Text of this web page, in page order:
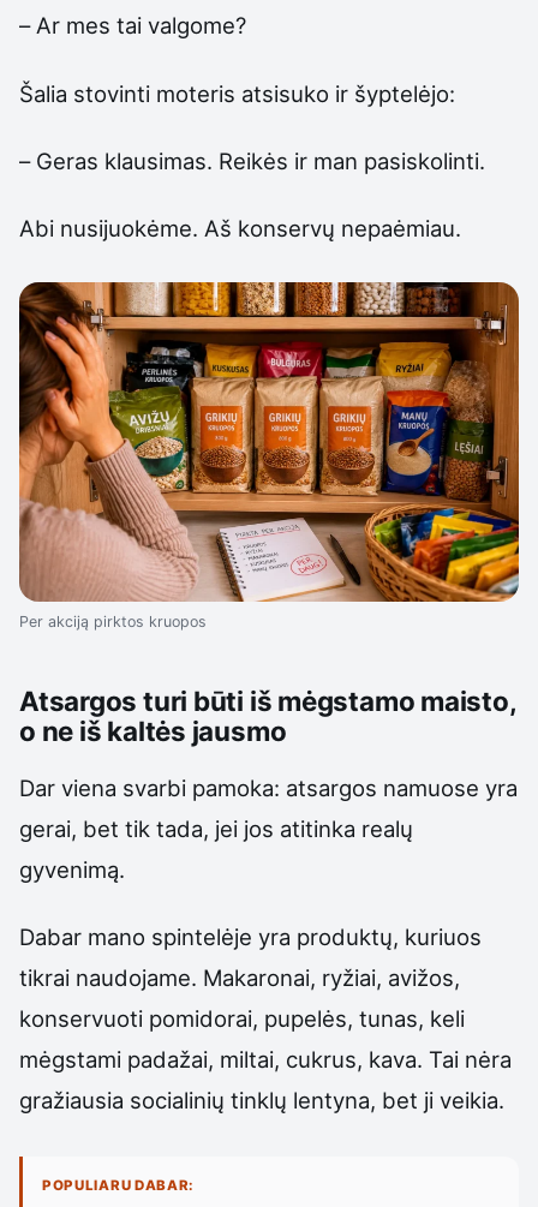
– Ar mes tai valgome?
Šalia stovinti moteris atsisuko ir šyptelėjo:
– Geras klausimas. Reikės ir man pasiskolinti.
Abi nusijuokėme. Aš konservų nepaėmiau.
Per akciją pirktos kruopos
Atsargos turi būti iš mėgstamo maisto,
o ne iš kaltės jausmo
Dar viena svarbi pamoka: atsargos namuose yra
gerai, bet tik tada, jei jos atitinka realų
gyvenimą.
Dabar mano spintelėje yra produktų, kuriuos
tikrai naudojame. Makaronai, ryžiai, avižos,
konservuoti pomidorai, pupelės, tunas, keli
mėgstami padažai, miltai, cukrus, kava. Tai nėra
gražiausia socialinių tinklų lentyna, bet ji veikia.
POPULIARU DABAR: